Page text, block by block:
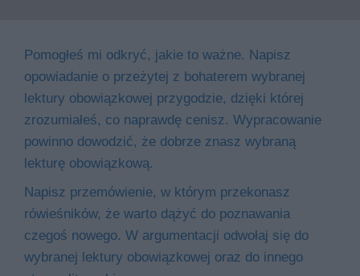
Pomogłeś mi odkryć, jakie to ważne. Napisz
opowiadanie o przeżytej z bohaterem wybranej
lektury obowiązkowej przygodzie, dzięki której
zrozumiałeś, co naprawdę cenisz. Wypracowanie
powinno dowodzić, że dobrze znasz wybraną
lekturę obowiązkową.
Napisz przemówienie, w którym przekonasz
rówieśników, że warto dążyć do poznawania
czegoś nowego. W argumentacji odwołaj się do
wybranej lektury obowiązkowej oraz do innego